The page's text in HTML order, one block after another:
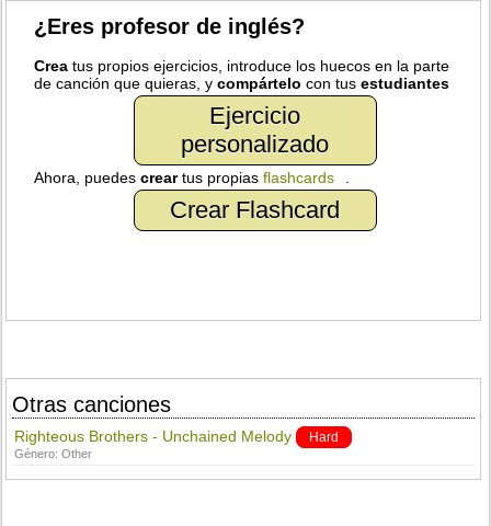
¿Eres profesor de inglés?
Crea tus propios ejercicios, introduce los huecos en la parte
de canción que quieras, ycompártelo con tusestudiantes
Ejercicio
personalizado
Ahora, puedescreartus propiasflashcards
Crear Flashcard
Otras canciones
Righteous Brothers - Unchained Melody Hard
Género:Other